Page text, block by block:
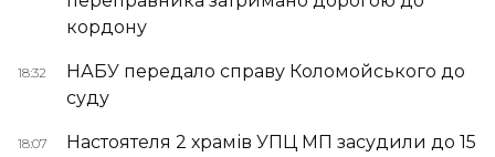
кордону
18:32
НАБУ передало справу Коломойського до
суду
18:07
Настоятеля 2 храмів УПЦ МП засудили до 15